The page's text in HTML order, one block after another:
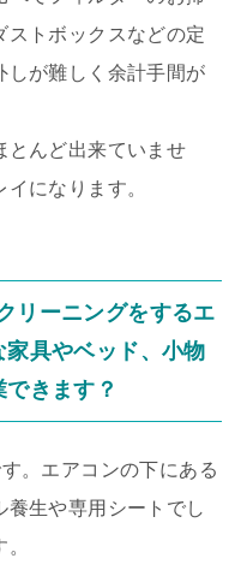
ストボックスなどの定
しが難しく余計手間が
とんど出来ていませ
になります。
リーニングをするエ
具やベッド、小物
きます？
。エアコンの下にある
養生や専用シートでし